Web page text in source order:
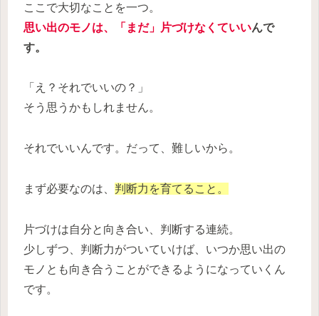
ここで大切なことを一つ。
思い出のモノは、「まだ」片づけなくていいんで
す。
「え？それでいいの？」
そう思うかもしれません。
それでいいんです。だって、難しいから。
まず必要なのは、 判断力を育てること。
片づけは自分と向き合い、判断する連続。
少しずつ、判断力がついていけば、いつか思い出の
モノとも向き合うことができるようになっていくん
です。